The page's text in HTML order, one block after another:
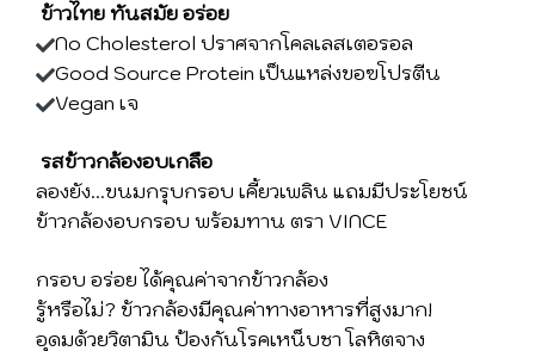
ข้าวไทย ทันสมัย อร่อย
No Cholesterol ปราศจากโคลเลสเตอรอล
Good Source Protein เป็นแหล่งขอฃโปรตีน
Vegan เจ
รสข้าวกล้องอบเกลือ
ลองยัง...ขนมกรุบกรอบ เคี้ยวเพลิน แถมมีประโยชน์
ข้าวกล้องอบกรอบ พร้อมทาน ตรา VINCE
กรอบ อร่อย ได้คุณค่าจากข้าวกล้อง
รู้หรือไม่? ข้าวกล้องมีคุณค่าทางอาหารที่สูงมาก!
อุดมด้วยวิตามิน ป้องกันโรคเหน็บชา โลหิตจาง